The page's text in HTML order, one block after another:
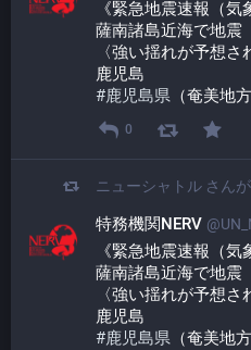
《緊急地震速報（気
薩南諸島近海で地震
〈強い揺れが予想さ
鹿児島
#鹿児島県 （奄美地
0
ニューシャトル さん
特務機関NERV
《緊急地震速報（気
薩南諸島近海で地震
〈強い揺れが予想さ
鹿児島
#鹿児島県 （奄美地